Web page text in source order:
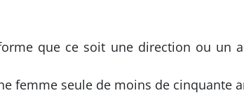
que ce soit une direction ou un
femme seule de moins de cinquante